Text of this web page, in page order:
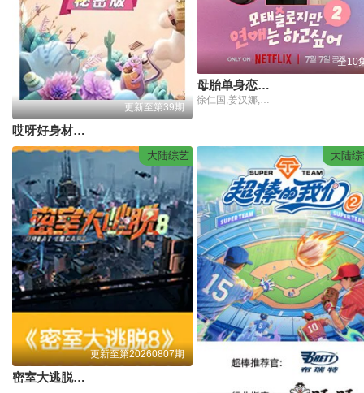
更新至第39期
哎呀好身材秘密版
全10
母胎单身恋爱大作战2
徐仁国,姜汉娜,李恩智,车正元
大陆综艺
更新至第20260807期
密室大逃脱第八季
大陆